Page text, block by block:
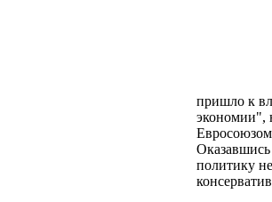
пришло к
экономии",
политику